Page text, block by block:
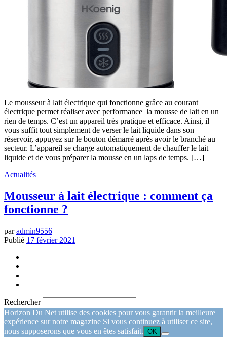
Le mousseur à lait électrique qui fonctionne grâce au courant
électrique permet réaliser avec performance la mousse de lait en un
rien de temps. C’est un appareil très pratique et efficace. Ainsi, il
vous suffit tout simplement de verser le lait liquide dans son
réservoir, appuyez sur le bouton démarré après avoir le branché au
secteur. L’appareil se charge automatiquement de chauffer le lait
liquide et de vous préparer la mousse en un laps de temps. […]
Actualités
Mousseur à lait électrique : comment ça
fonctionne ?
paradmin9556
Publié 17 février 2021
Rechercher
Horizon Du Net utilise des cookies pour vous garantir la meilleure
expérience sur notre magazine Si vous continuez à utiliser ce site,
nous supposerons que vous en êtes satisfait. OK